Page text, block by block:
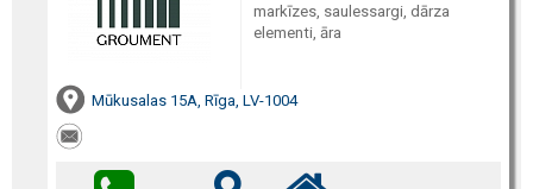
markīzes, saulessargi, dārza
elementi, āra
Mūkusalas 15A, Rīga, LV-1004